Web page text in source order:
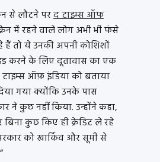
से लौटने परद टाइम्स ऑफ
में रहने वाले लोग अभी भी फंसे
तो ये उनकी अपनी कोशिशों
करने के लिए दूतावास का एक
टाइम्स ऑफ़ इंडिया को बताया
गया क्योंकि उनके पास
ने कुछ नहीं किया. उन्होंने कहा,
बिना कुछ किए ही क्रेडिट ले रहे
को खार्किव और सूमी से